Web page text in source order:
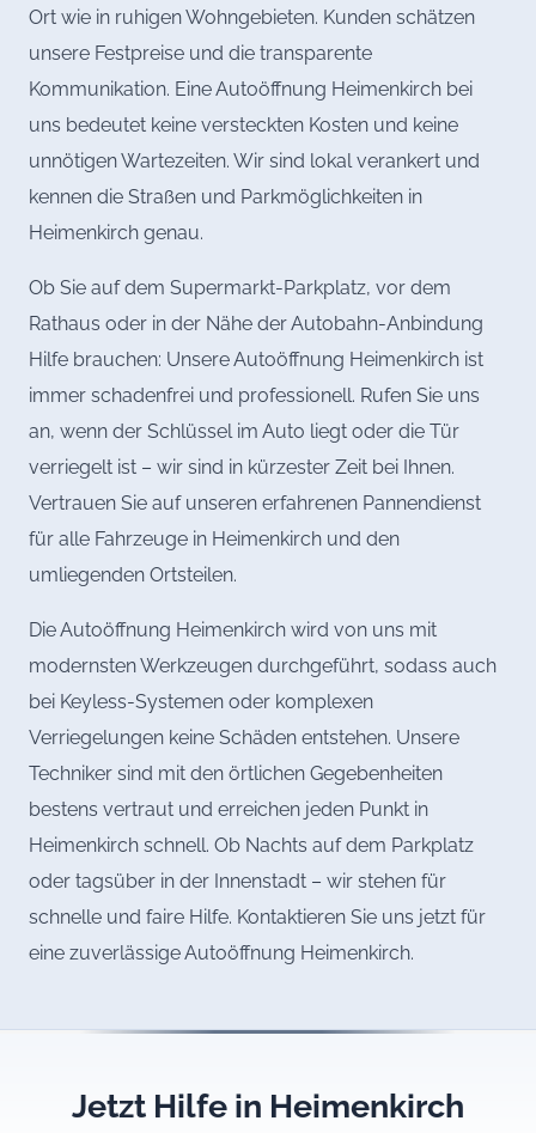
Ort wie in ruhigen Wohngebieten. Kunden schätzen
unsere Festpreise und die transparente
Kommunikation. Eine Autoöffnung Heimenkirch bei
uns bedeutet keine versteckten Kosten und keine
unnötigen Wartezeiten. Wir sind lokal verankert und
kennen die Straßen und Parkmöglichkeiten in
Heimenkirch genau.
Ob Sie auf dem Supermarkt-Parkplatz, vor dem
Rathaus oder in der Nähe der Autobahn-Anbindung
Hilfe brauchen: Unsere Autoöffnung Heimenkirch ist
immer schadenfrei und professionell. Rufen Sie uns
an, wenn der Schlüssel im Auto liegt oder die Tür
verriegelt ist – wir sind in kürzester Zeit bei Ihnen.
Vertrauen Sie auf unseren erfahrenen Pannendienst
für alle Fahrzeuge in Heimenkirch und den
umliegenden Ortsteilen.
Die Autoöffnung Heimenkirch wird von uns mit
modernsten Werkzeugen durchgeführt, sodass auch
bei Keyless-Systemen oder komplexen
Verriegelungen keine Schäden entstehen. Unsere
Techniker sind mit den örtlichen Gegebenheiten
bestens vertraut und erreichen jeden Punkt in
Heimenkirch schnell. Ob Nachts auf dem Parkplatz
oder tagsüber in der Innenstadt – wir stehen für
schnelle und faire Hilfe. Kontaktieren Sie uns jetzt für
eine zuverlässige Autoöffnung Heimenkirch.
Jetzt Hilfe in Heimenkirch